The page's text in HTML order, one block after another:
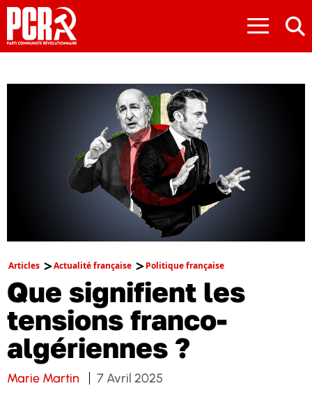
≡
Articles Actualité française Politique française
Que signifient les
tensions franco-
algériennes ?
Marie Martin 7 Avril 2025